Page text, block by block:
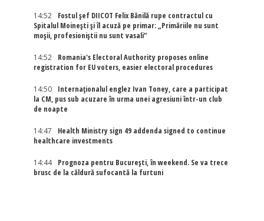
14:52
Fostul șef DIICOT Felix Bănilă rupe contractul cu
Spitalul Moinești și îl acuză pe primar: „Primăriile nu sunt
moșii, profesioniștii nu sunt vasali”
14:52
Romania's Electoral Authority proposes online
registration for EU voters, easier electoral procedures
14:50
Internaţionalul englez Ivan Toney, care a participat
la CM, pus sub acuzare în urma unei agresiuni într-un club
de noapte
14:47
Health Ministry sign 49 addenda signed to continue
healthcare investments
14:44
Prognoza pentru București, în weekend. Se va trece
brusc de la căldură sufocantă la furtuni